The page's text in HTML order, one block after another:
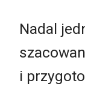
Nadal
i